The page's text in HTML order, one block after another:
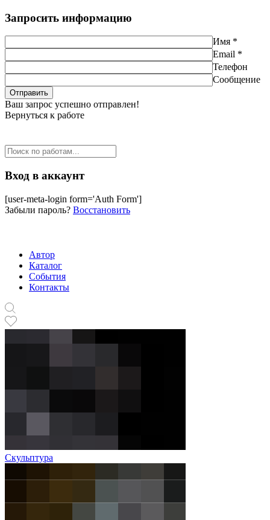
Запросить информацию
Имя *
Email *
Телефон
Сообщение
Ваш запрос успешно отправлен!
Вернуться к работе
Вход в аккаунт
[user-meta-login form='Auth Form']
Забыли пароль? Восстановить
Автор
Каталог
События
Контакты
Скульптура